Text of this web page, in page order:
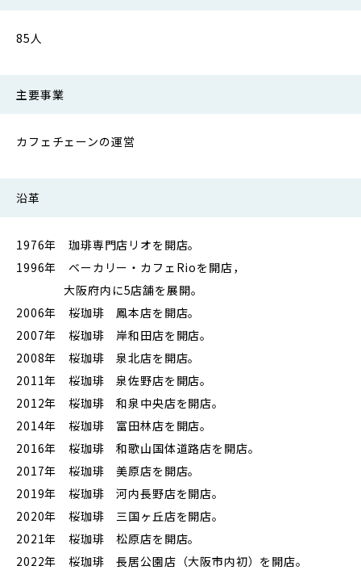
85人
主要事業
カフェチェーンの運営
沿革
1976年 珈琲専門店リオを開店。
1996年 ベーカリー・カフェRioを開店，
大阪府内に5店舗を展開。
2006年 桜珈琲 鳳本店を開店。
2007年 桜珈琲 岸和田店を開店。
2008年 桜珈琲 泉北店を開店。
2011年 桜珈琲 泉佐野店を開店。
2012年 桜珈琲 和泉中央店を開店。
2014年 桜珈琲 富田林店を開店。
2016年 桜珈琲 和歌山国体道路店を開店。
2017年 桜珈琲 美原店を開店。
2019年 桜珈琲 河内長野店を開店。
2020年 桜珈琲 三国ヶ丘店を開店。
2021年 桜珈琲 松原店を開店。
2022年 桜珈琲 長居公園店（大阪市内初）を開店。